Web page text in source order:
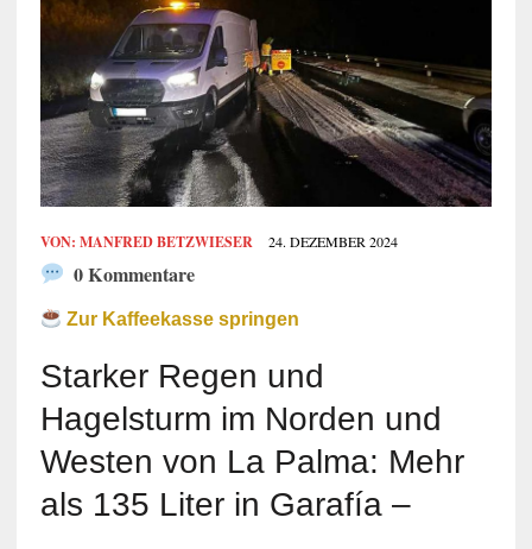
VON: MANFRED BETZWIESER 24. DEZEMBER 2024
0 Kommentare
Zur Kaffeekasse springen
Starker Regen und
Hagelsturm im Norden und
Westen von La Palma: Mehr
als 135 Liter in Garafía –